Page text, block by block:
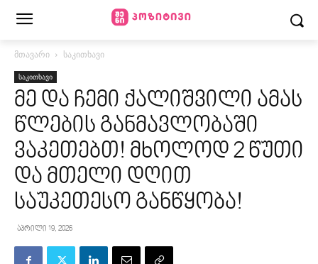
მთავარი საკითხავი
საკითხავი
მე და ჩემი ქალიშვილი ამას
წლების განმავლობაში
ვაკეთებთ! მხოლოდ 2 წუთი
და მთელი დღით
საუკეთესო განწყობა!
აპრილი 19, 2026